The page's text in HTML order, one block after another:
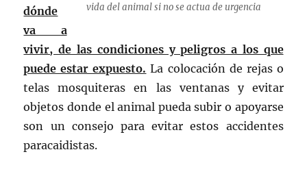
vida del animal si no se actua de urgencia
dónde
va a
vivir, de las condiciones y peligros a los que
puede estar expuesto. La colocación de rejas o
telas mosquiteras en las ventanas y evitar
objetos donde el animal pueda subir o apoyarse
son un consejo para evitar estos accidentes
paracaidistas.